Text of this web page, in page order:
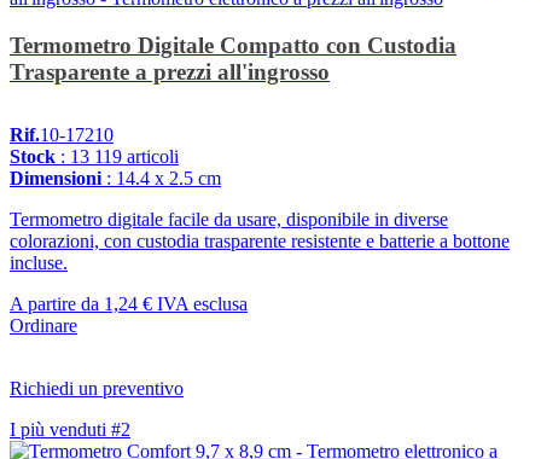
Termometro Digitale Compatto con Custodia
Trasparente a prezzi all'ingrosso
Rif.10-17210
Stock : 13 119 articoli
Dimensioni : 14.4 x 2.5 cm
Termometro digitale facile da usare, disponibile in diverse
colorazioni, con custodia trasparente resistente e batterie a bottone
incluse.
A partire da 1,24 € IVA esclusa
Ordinare
Richiedi un preventivo
I più venduti #2